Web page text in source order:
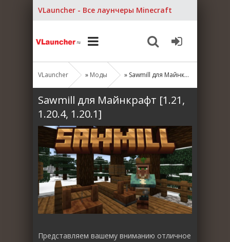
VLauncher - Все лаунчеры Minecraft
VLauncher » Моды » Sawmill для Майнкрафт [1.21, 1.20.4, 1.20.1]
Sawmill для Майнкрафт [1.21,
1.20.4, 1.20.1]
Представляем вашему вниманию отличное